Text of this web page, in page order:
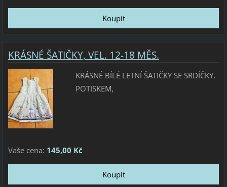
KRÁSNÉ ŠATIČKY, VEL. 12-18 MĚS.
KRÁSNÉ BÍLÉ LETNÍ ŠATIČKY SE SRDÍČKY,
POTISKEM,
Vaše cena: 145,00 Kč